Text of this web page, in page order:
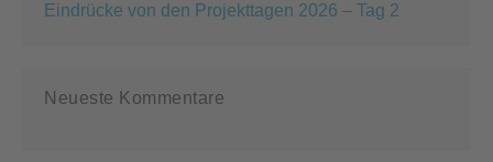
Eindrücke von den Projekttagen 2026 – Tag 2
Neueste Kommentare